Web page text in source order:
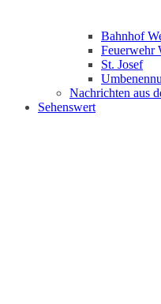
Bahnhof
Feuerwehr
St. Josef
Nachrichten aus
Sehenswert